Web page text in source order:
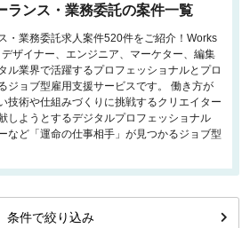
ランス・業務委託の案件一覧
・業務委託求人案件520件をご紹介！Works
ザイナー、エンジニア、マーケター、編集
ル業界で活躍するプロフェッショナルとプロ
ジョブ型雇用支援サービスです。 働き方が
技術や仕組みづくりに挑戦するクリエイター
しようとするデジタルプロフェッショナル
など「運命の仕事相手」が見つかるジョブ型
条件で絞り込み
す
エンジニア
ンジニア
ニア
リエンジニア
ティスト
ネージャー
ィレクター